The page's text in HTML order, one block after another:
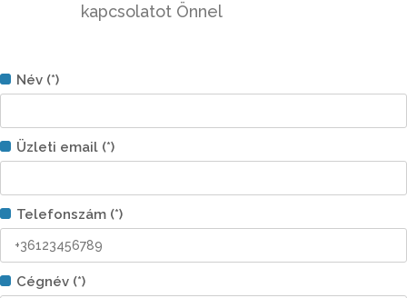
kapcsolatot Önnel
Név (*)
Üzleti email (*)
Telefonszám (*)
Cégnév (*)